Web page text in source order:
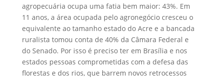
agropecuária ocupa uma fatia bem maior: 43%. Em
11 anos, a área ocupada pelo agronegócio cresceu o
equivalente ao tamanho estado do Acre e a bancada
ruralista tomou conta de 40% da Câmara Federal e
do Senado. Por isso é preciso ter em Brasília e nos
estados pessoas comprometidas com a defesa das
florestas e dos rios, que barrem novos retrocessos